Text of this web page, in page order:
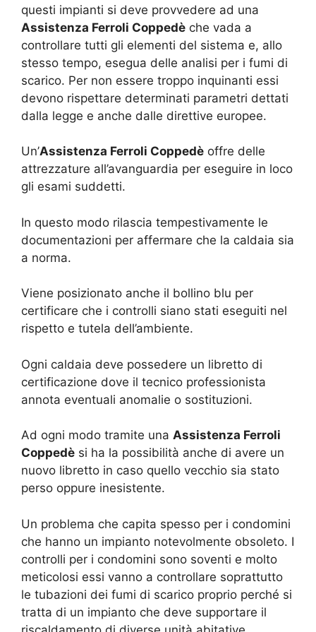
questi impianti si deve provvedere ad una
Assistenza Ferroli Coppedè che vada a
controllare tutti gli elementi del sistema e, allo
stesso tempo, esegua delle analisi per i fumi di
scarico. Per non essere troppo inquinanti essi
devono rispettare determinati parametri dettati
dalla legge e anche dalle direttive europee.
Un’Assistenza Ferroli Coppedè offre delle
attrezzature all’avanguardia per eseguire in loco
gli esami suddetti.
In questo modo rilascia tempestivamente le
documentazioni per affermare che la caldaia sia
a norma.
Viene posizionato anche il bollino blu per
certificare che i controlli siano stati eseguiti nel
rispetto e tutela dell’ambiente.
Ogni caldaia deve possedere un libretto di
certificazione dove il tecnico professionista
annota eventuali anomalie o sostituzioni.
Ad ogni modo tramite una Assistenza Ferroli
Coppedè si ha la possibilità anche di avere un
nuovo libretto in caso quello vecchio sia stato
perso oppure inesistente.
Un problema che capita spesso per i condomini
che hanno un impianto notevolmente obsoleto. I
controlli per i condomini sono soventi e molto
meticolosi essi vanno a controllare soprattutto
le tubazioni dei fumi di scarico proprio perché si
tratta di un impianto che deve supportare il